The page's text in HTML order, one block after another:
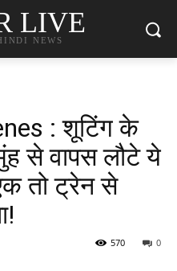
LIVE
NEWS
: शूटिंग के
से वापस लौटे ये
तो ट्रेन से
0
570